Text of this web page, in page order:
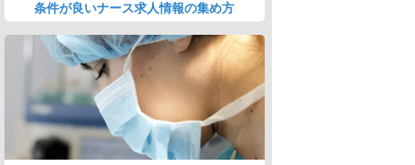
条件が良いナース求人情報の集め方